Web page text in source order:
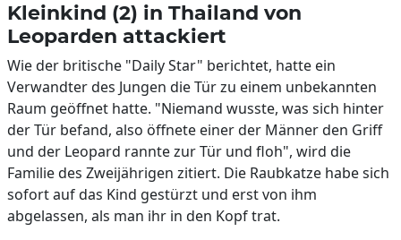
Kleinkind (2) in Thailand von
Leoparden attackiert
Wie der britische "Daily Star" berichtet, hatte ein
Verwandter des Jungen die Tür zu einem unbekannten
Raum geöffnet hatte. "Niemand wusste, was sich hinter
der Tür befand, also öffnete einer der Männer den Griff
und der Leopard rannte zur Tür und floh", wird die
Familie des Zweijährigen zitiert. Die Raubkatze habe sich
sofort auf das Kind gestürzt und erst von ihm
abgelassen, als man ihr in den Kopf trat.